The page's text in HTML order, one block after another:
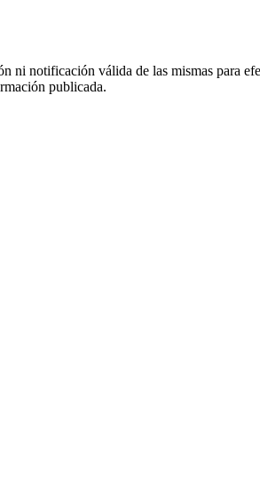
ni notificación válida de las mismas para
publicada.